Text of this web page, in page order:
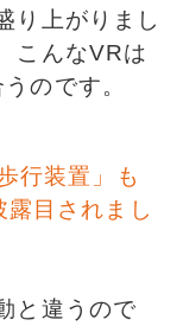
り上がりまし
こんなVRは
のです。
行装置」も
目されまし
と違うので